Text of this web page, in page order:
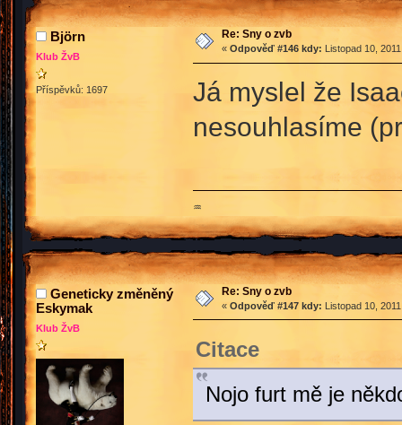
Björn
Klub ŽvB
Příspěvků: 1697
Re: Sny o zvb
« Odpověď #146 kdy: Listopad 10,
Já myslel že
nesouhlasíme
♒
Geneticky změněný
Eskymak
Klub ŽvB
Re: Sny o zvb
« Odpověď #147 kdy: Listopad 10,
Citace
Nojo furt mě je